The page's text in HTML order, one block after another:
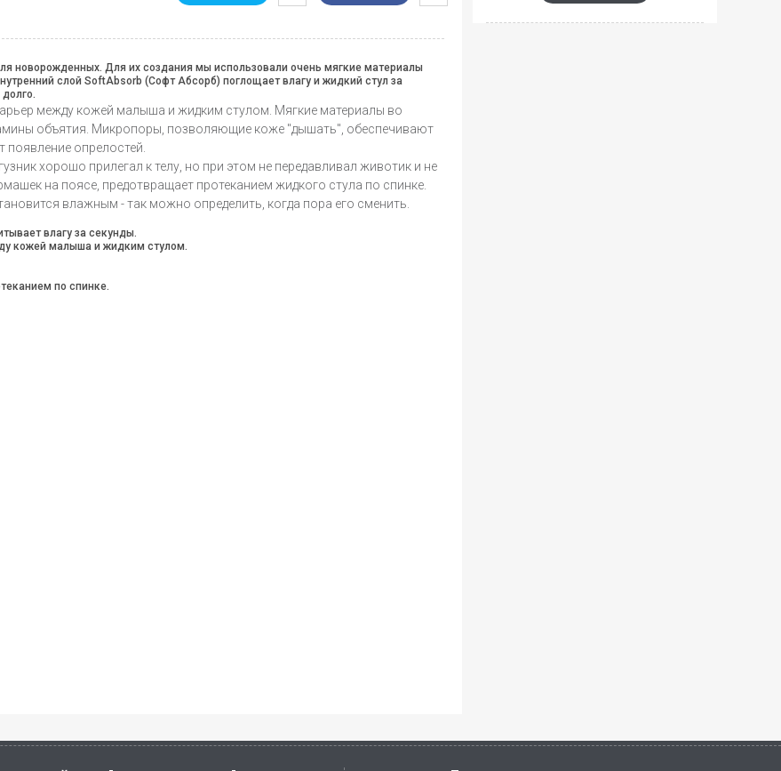
новорожденных. Для их создания мы использовали очень мягкие материалы
слой SoftAbsorb (Софт Абсорб) поглощает влагу и жидкий стул за
между кожей малыша и жидким стулом. Мягкие материалы во
объятия. Микропоры, позволяющие коже "дышать", обеспечивают
опрелостей.
хорошо прилегал к телу, но при этом не передавливал животик и не
на поясе, предотвращает протеканием жидкого стула по спинке.
влажным - так можно определить, когда пора его сменить.
влагу за секунды.
кожей малыша и жидким стулом.
по спинке.